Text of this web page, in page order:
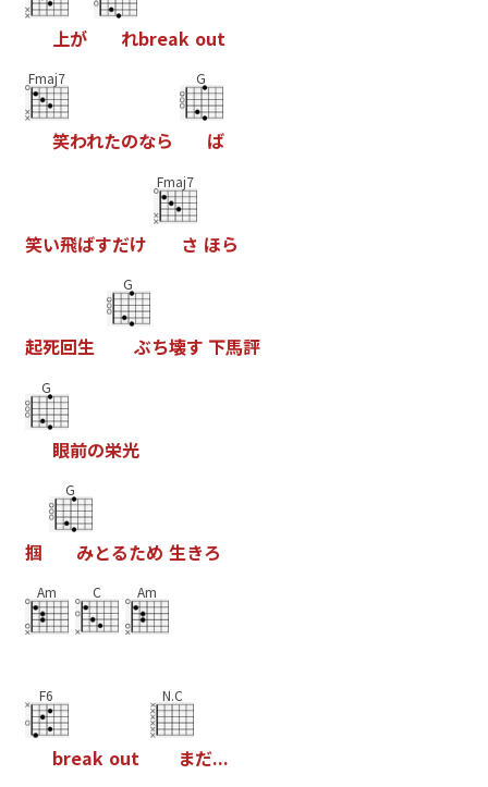
上が れbreak out
Fmaj7
笑われたのなら
G
ば
笑い飛ばすだけ
Fmaj7
さ ほら
起死回生
G
ぶち壊す 下馬評
G
眼前の栄光
掴
G
みとるため 生きろ
Am C Am
F6
break out
N.C
まだ...